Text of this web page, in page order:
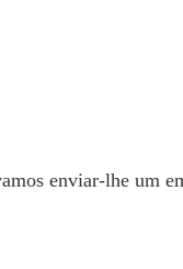
enviar-lhe um